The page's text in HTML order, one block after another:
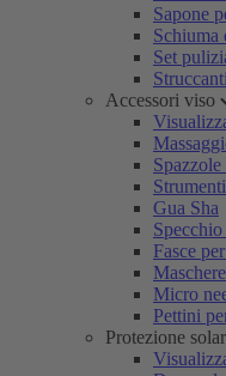
Sapone
Schiuma
Set
Struccanti
Accessori viso
Gua Sha
Fasce
Micro
Pettini
Protezione